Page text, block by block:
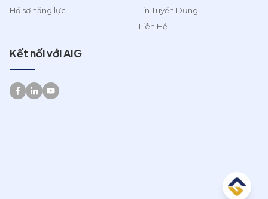
Hồ sơ năng lực
Tin Tuyển Dụng
Liên Hệ
Kết nối với AIG